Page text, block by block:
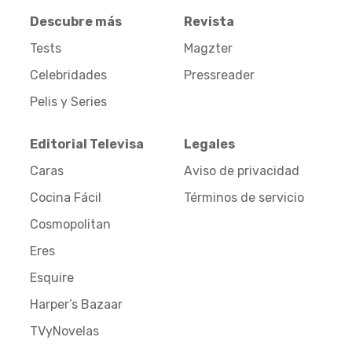
Descubre más
Tests
Celebridades
Pelis y Series
Revista
Magzter
Pressreader
Editorial Televisa
Caras
Cocina Fácil
Cosmopolitan
Eres
Esquire
Harper’s Bazaar
TVyNovelas
Legales
Aviso de privacidad
Términos de servicio